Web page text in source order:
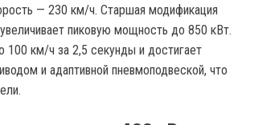
— 230 км/ч. Старшая модификация
пиковую мощность до 850 кВт.
100 км/ч за 2,5 секунды и достигает
и адаптивной пневмоподвеской, что